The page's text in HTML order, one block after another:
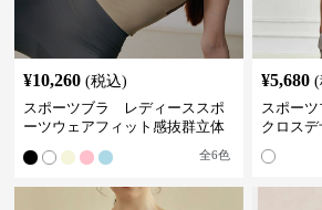
¥10,260 (税込)
スポーツブラ レディーススポ
ーツウェアフィット感抜群立体
全6色
¥5,680 (
スポー
クロス